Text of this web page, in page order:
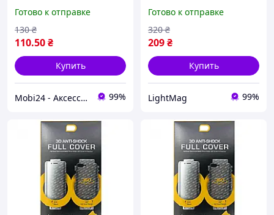
на экран (Прозрачная)
Готово к отправке
110.50₴
130 ₴
Купить
Mobi24 - Аксессуары для смартфонов 99%
(A730F)
Готово к отправке
209₴
320 ₴
Купить
LightMag 99%